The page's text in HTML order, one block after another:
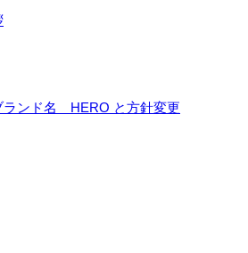
ランド名 HERO と方針変更